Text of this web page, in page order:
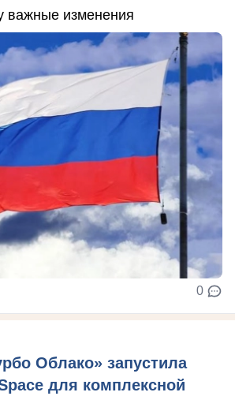
важные изменения
0
Облако» запустила
для комплексной